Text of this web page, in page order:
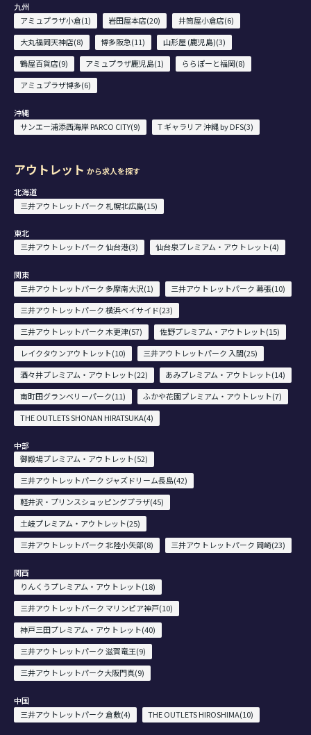
九州
アミュプラザ小倉(1)
岩田屋本店(20)
井筒屋小倉店(6)
大丸福岡天神店(8)
博多阪急(11)
山形屋 (鹿児島)(3)
鶴屋百貨店(9)
アミュプラザ鹿児島(1)
ららぽーと福岡(8)
アミュプラザ博多(6)
沖縄
サンエー浦添西海岸 PARCO CITY(9)
T ギャラリア 沖縄 by DFS(3)
アウトレット から求人を探す
北海道
三井アウトレットパーク 札幌北広島(15)
東北
三井アウトレットパーク 仙台港(3)
仙台泉プレミアム・アウトレット(4)
関東
三井アウトレットパーク 多摩南大沢(1)
三井アウトレットパーク 幕張(10)
三井アウトレットパーク 横浜ベイサイド(23)
三井アウトレットパーク 木更津(57)
佐野プレミアム・アウトレット(15)
レイクタウンアウトレット(10)
三井アウトレットパーク 入間(25)
酒々井プレミアム・アウトレット(22)
あみプレミアム・アウトレット(14)
南町田グランベリーパーク(11)
ふかや花園プレミアム・アウトレット(7)
THE OUTLETS SHONAN HIRATSUKA(4)
中部
御殿場プレミアム・アウトレット(52)
三井アウトレットパーク ジャズドリーム長島(42)
軽井沢・プリンスショッピングプラザ(45)
土岐プレミアム・アウトレット(25)
三井アウトレットパーク 北陸小矢部(8)
三井アウトレットパーク 岡崎(23)
関西
りんくうプレミアム・アウトレット(18)
三井アウトレットパーク マリンピア神戸(10)
神戸三田プレミアム・アウトレット(40)
三井アウトレットパーク 滋賀竜王(9)
三井アウトレットパーク大阪門真(9)
中国
三井アウトレットパーク 倉敷(4)
THE OUTLETS HIROSHIMA(10)